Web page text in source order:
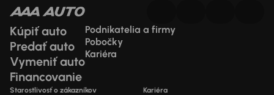
Kúpiť auto
Predať auto
Vymeniť auto
Financovanie
Podnikatelia a firmy
Pobočky
Kariéra
Starostlivosť o zákazníkov Kariéra